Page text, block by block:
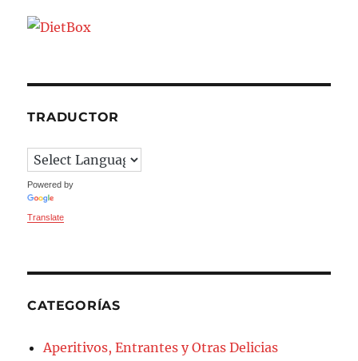
TRADUCTOR
Powered by
Translate
CATEGORÍAS
Aperitivos, Entrantes y Otras Delicias